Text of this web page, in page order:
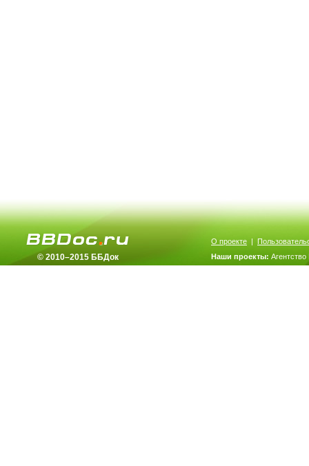
© 2010–2015 ББДок
О проекте |
Наши проекты: